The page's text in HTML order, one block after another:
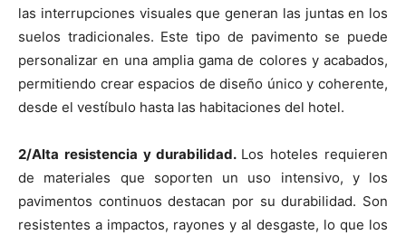
las interrupciones visuales que generan las juntas en los
suelos tradicionales. Este tipo de pavimento se puede
personalizar en una amplia gama de colores y acabados,
permitiendo crear espacios de diseño único y coherente,
desde el vestíbulo hasta las habitaciones del hotel.
2/Alta resistencia y durabilidad. Los hoteles requieren
de materiales que soporten un uso intensivo, y los
pavimentos continuos destacan por su durabilidad. Son
resistentes a impactos, rayones y al desgaste, lo que los